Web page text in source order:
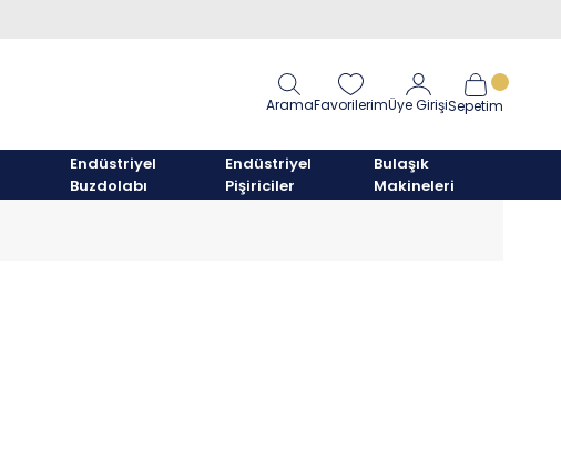
AramaFavorilerimÜye GirişiSepetim
Endüstriyel
Buzdolabı
Endüstriyel
Pişiriciler
Bulaşık
Makineleri